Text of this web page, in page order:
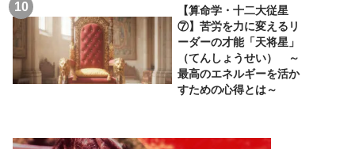
【算命学・十二大従星
⑦】苦労を力に変えるリ
ーダーの才能「天将星」
（てんしょうせい） ～
最高のエネルギーを活か
すための心得とは～